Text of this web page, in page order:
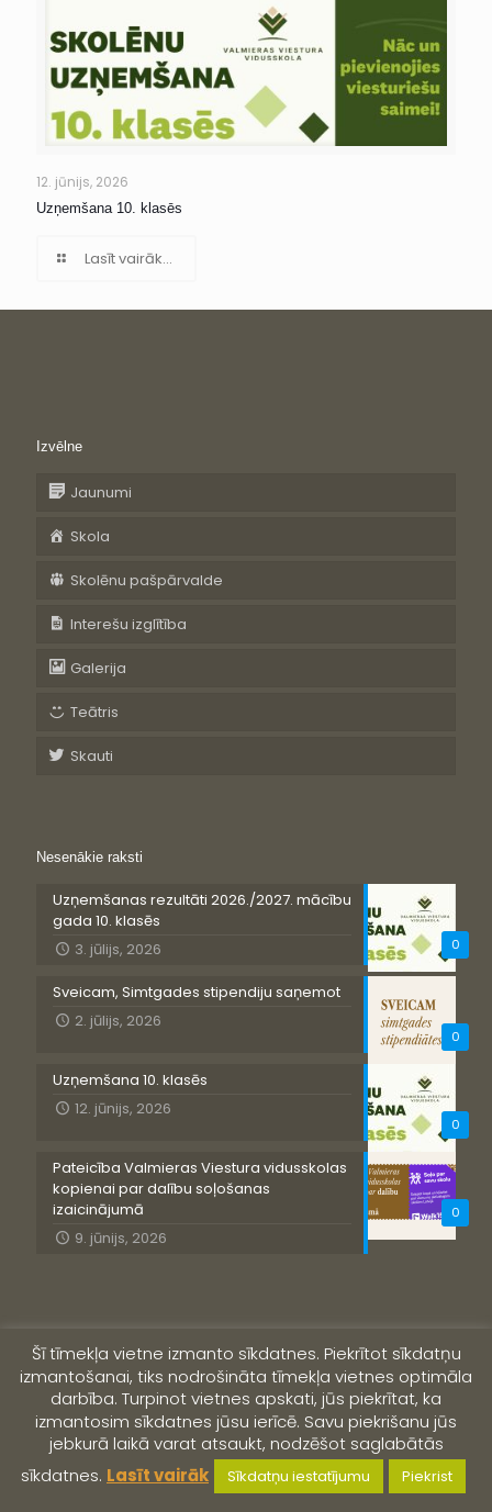
12. jūnijs, 2026
Uzņemšana 10. klasēs
Lasīt vairāk...
Izvēlne
Jaunumi
Skola
Skolēnu pašpārvalde
Interešu izglītība
Galerija
Teātris
Skauti
Nesenākie raksti
0
Uzņemšanas rezultāti 2026./2027. mācību
gada 10. klasēs
3. jūlijs, 2026
0
Sveicam, Simtgades stipendiju saņemot
2. jūlijs, 2026
0
Uzņemšana 10. klasēs
12. jūnijs, 2026
0
Pateicība Valmieras Viestura vidusskolas
kopienai par dalību soļošanas
izaicinājumā
9. jūnijs, 2026
© 2019 Valmieras Viestura vidusskola
Šī tīmekļa vietne izmanto sīkdatnes. Piekrītot sīkdatņu
izmantošanai, tiks nodrošināta tīmekļa vietnes optimāla
darbība. Turpinot vietnes apskati, jūs piekrītat, ka
izmantosim sīkdatnes jūsu ierīcē. Savu piekrišanu jūs
jebkurā laikā varat atsaukt, nodzēšot saglabātās
sīkdatnes. Lasīt vairāk Sīkdatņu iestatījumu Piekrist